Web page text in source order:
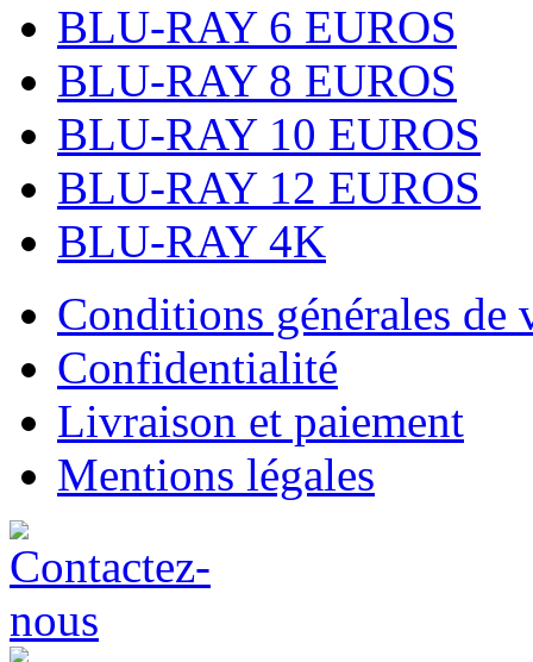
BLU-RAY 6 EUROS
BLU-RAY 8 EUROS
BLU-RAY 10 EUROS
BLU-RAY 12 EUROS
BLU-RAY 4K
Conditions générales de
Confidentialité
Livraison et paiement
Mentions légales